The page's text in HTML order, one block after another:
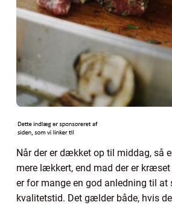
Når der er dækket op til middag, så
mere lækkert, end mad der er
er for mange en god anledning til at
kvalitetstid. Det gælder både, hvis